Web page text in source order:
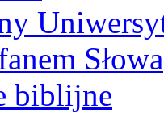
Słowa
biblijne